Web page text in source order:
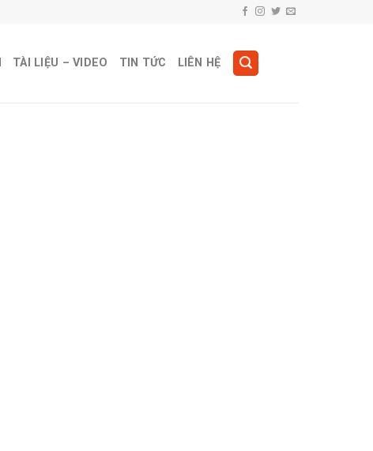
TÀI LIỆU – VIDEO TIN TỨC LIÊN HỆ